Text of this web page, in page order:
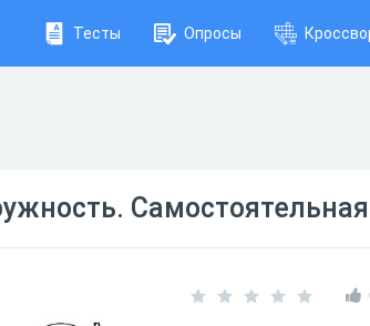
Тесты Опросы